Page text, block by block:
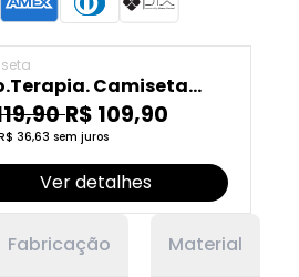
Camiseta
R$ 109,90
36,63 sem juros
Ver detalhes
Fabricação Material